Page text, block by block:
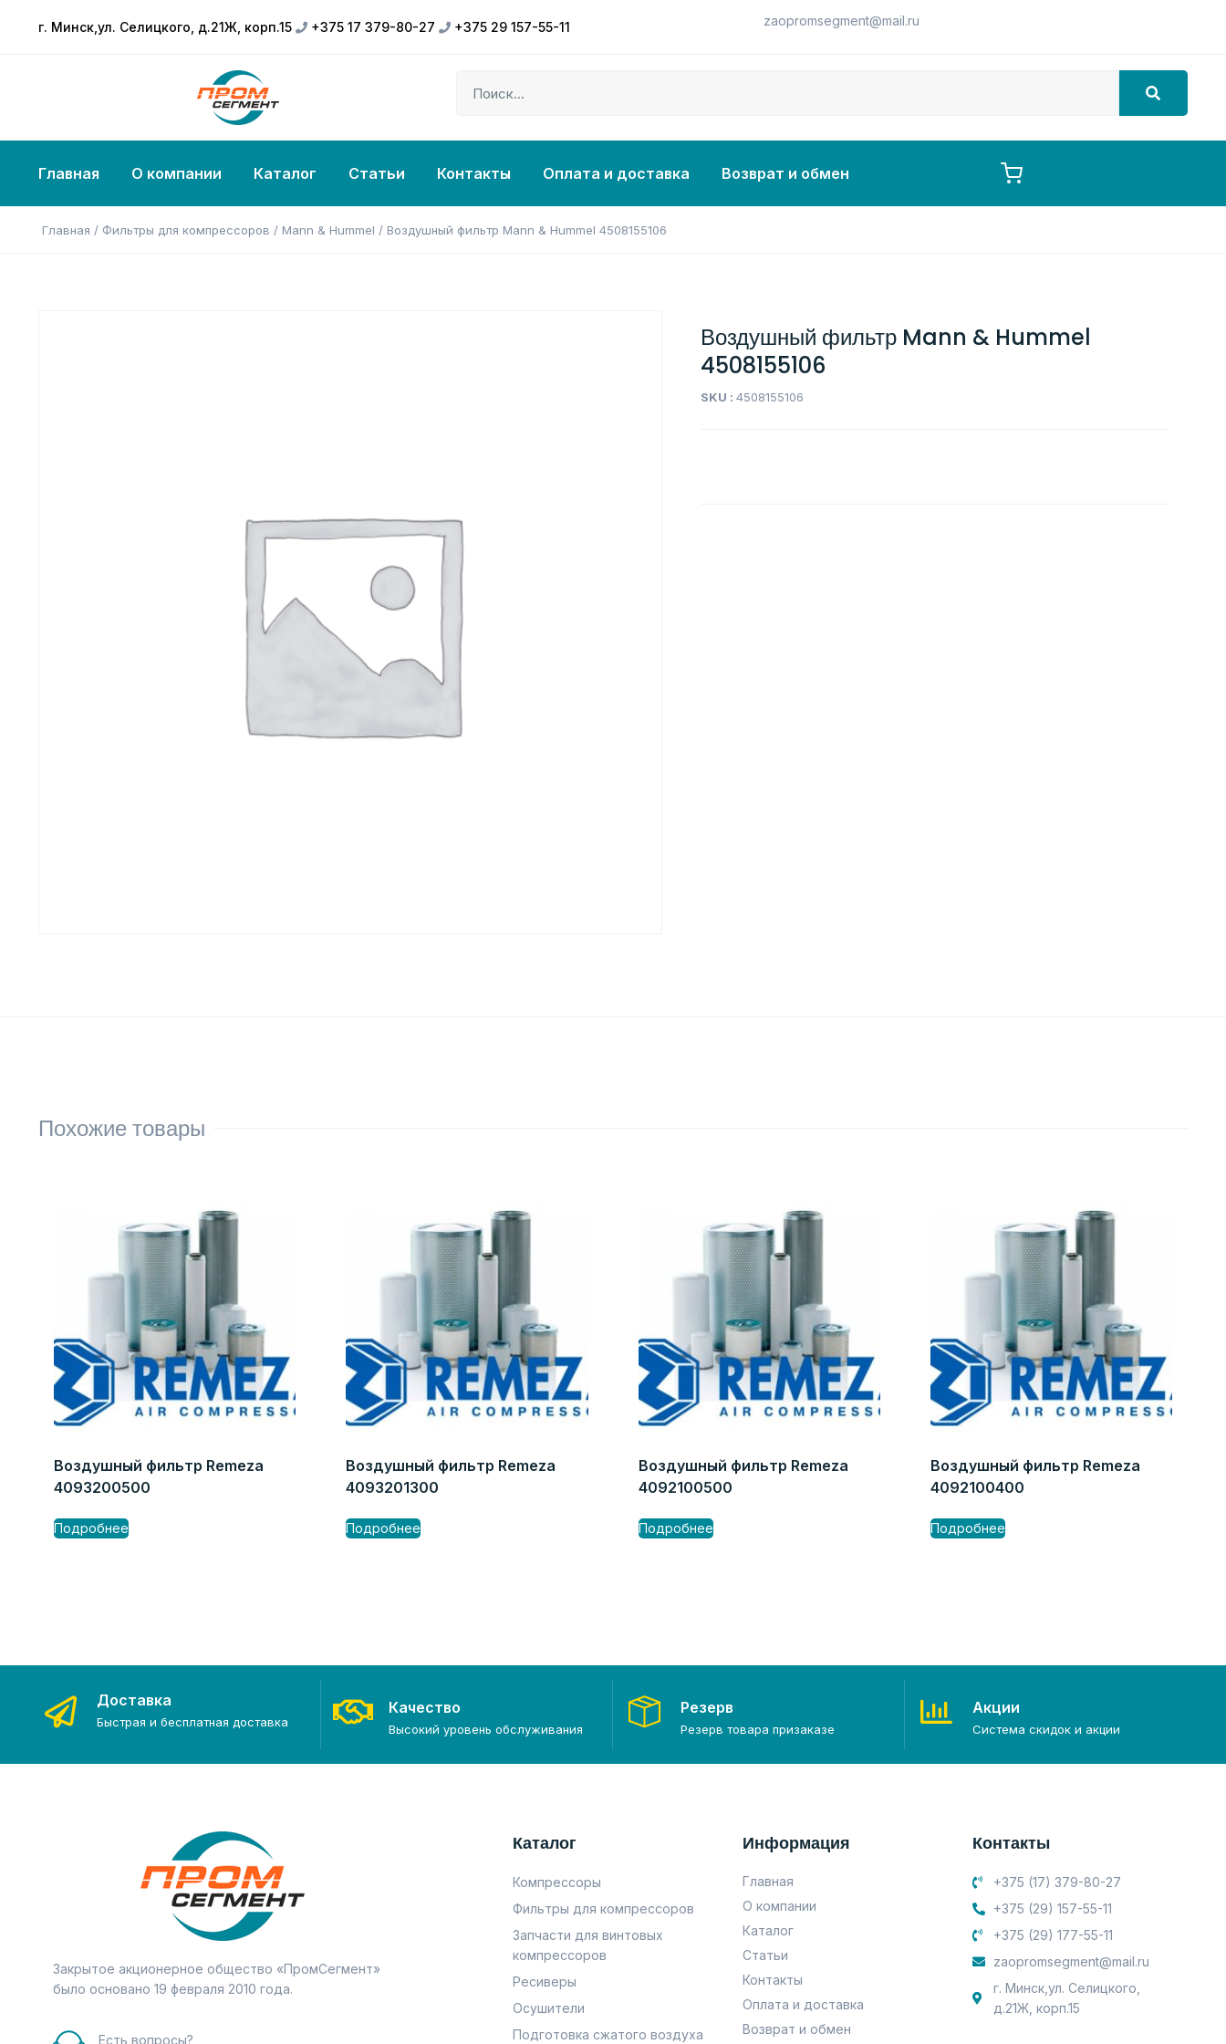
г. Минск,ул. Селицкого, д.21Ж, корп.15 +375 17 379-80-27 +375 29 157-55-11 zaopromsegment@mail.ru
Главная О компании Каталог Статьи Контакты Оплата и доставка Возврат и обмен
Главная / Фильтры для компрессоров / Mann & Hummel / Воздушный фильтр Mann & Hummel 4508155106
Воздушный фильтр Mann & Hummel
4508155106
SKU : 4508155106
Похожие товары
Воздушный фильтр Remeza
4093200500
Подробнее
Воздушный фильтр Remeza
4093201300
Подробнее
Воздушный фильтр Remeza
4092100500
Подробнее
Воздушный фильтр Remeza
4092100400
Подробнее
Доставка
Быстрая и бесплатная доставка
Качество
Высокий уровень обслуживания
Резерв
Резерв товара призаказе
Акции
Система скидок и акции
Закрытое акционерное общество «ПромСегмент»
было основано 19 февраля 2010 года.
Есть вопросы?
Каталог
Компрессоры
Фильтры для компрессоров
Запчасти для винтовых
компрессоров
Ресиверы
Осушители
Подготовка сжатого воздуха
Информация
Главная
О компании
Каталог
Статьи
Контакты
Оплата и доставка
Возврат и обмен
Контакты
+375 (17) 379-80-27
+375 (29) 157-55-11
+375 (29) 177-55-11
zaopromsegment@mail.ru
г. Минск,ул. Селицкого,
д.21Ж, корп.15